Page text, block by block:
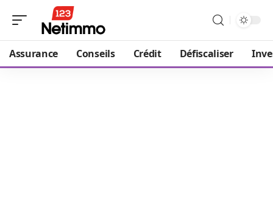
Assurance Conseils Crédit Défiscaliser